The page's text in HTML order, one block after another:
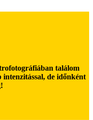
találom
intenzitással, de időnként